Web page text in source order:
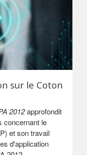
sur le Coton
2012approfondit
concernant le
et son travail
d'application